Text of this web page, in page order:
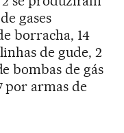
gases
borracha, 14
de gude, 2
bombas de gás
por armas de